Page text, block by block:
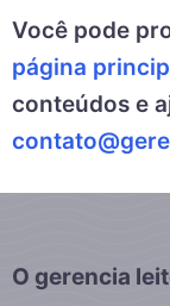
Você pode
página
conteúdos e
O gerencia